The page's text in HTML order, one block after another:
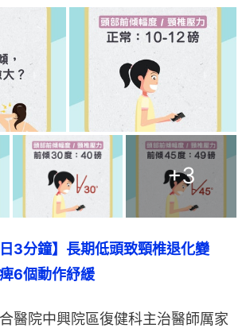
+3
日3分鐘】長期低頭致頸椎退化變
6個動作紓緩
醫院中興院區復健科主治醫師厲家